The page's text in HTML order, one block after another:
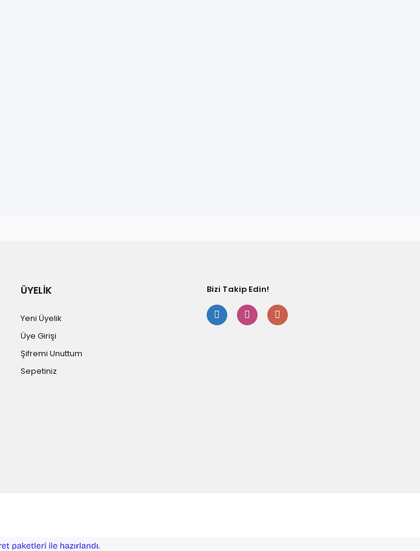
ÜYELİK
Yeni Üyelik
Üye Girişi
Şifremi Unuttum
Sepetiniz
Bizi Takip Edin!
e-